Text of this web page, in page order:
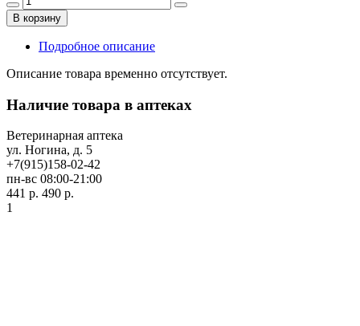
В корзину
Подробное описание
Описание товара временно отсутствует.
Наличие товара в аптеках
Ветеринарная аптека
ул. Ногина, д. 5
+7(915)158-02-42
пн-вс 08:00-21:00
441 р. 490 р.
1